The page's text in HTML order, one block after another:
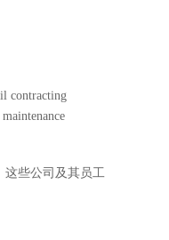
contracting
这些公司及其员工